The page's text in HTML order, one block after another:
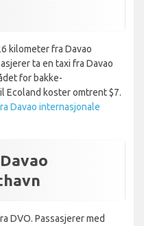
kilometer fra Davao
ta en taxi fra Davao
for bakke-
Ecoland koster omtrent $7.
Davao internasjonale
DVO. Passasjerer med